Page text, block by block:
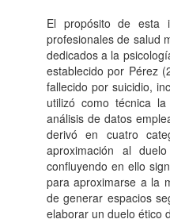
El propósito de esta
profesionales de salud
dedicados a la
establecido por Pérez
fallecido por suicidio,
utilizó como técnica
análisis de datos
derivó en cuatro
aproximación al
confluyendo en ello
para aproximarse a la
de generar espacios
elaborar un duelo ético